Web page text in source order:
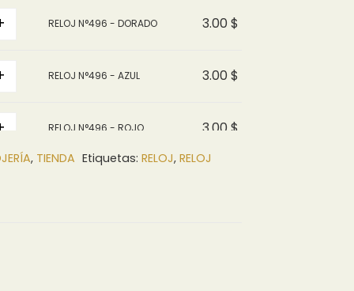
RELOJ N°496 - DORADO 3.00 $
RELOJ N°496 - AZUL 3.00 $
RELOJ N°496 - ROJO 3.00 $
, TIENDA Etiquetas: RELOJ, RELOJ